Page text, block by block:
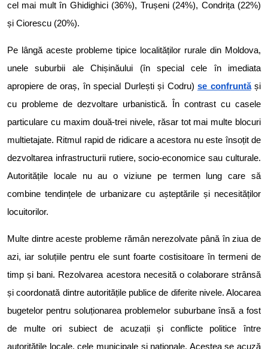
cel mai mult în Ghidighici (36%), Trușeni (24%), Condrița (22%)
și Ciorescu (20%).
Pe lângă aceste probleme tipice localităților rurale din Moldova,
unele suburbii ale Chișinăului (în special cele în imediata
apropiere de oraș, în special Durlești și Codru) se confruntăși
cu probleme de dezvoltare urbanistică. În contrast cu casele
particulare cu maxim două-trei nivele, răsar tot mai multe blocuri
multietajate. Ritmul rapid de ridicare a acestora nu este însoțit de
dezvoltarea infrastructurii rutiere, socio-economice sau culturale.
Autoritățile locale nu au o viziune pe termen lung care să
combine tendințele de urbanizare cu așteptările și necesităților
locuitorilor.
Multe dintre aceste probleme rămân nerezolvate până în ziua de
azi, iar soluțiile pentru ele sunt foarte costisitoare în termeni de
timp și bani. Rezolvarea acestora necesită o colaborare strânsă
și coordonată dintre autoritățile publice de diferite nivele. Alocarea
bugetelor pentru soluționarea problemelor suburbane însă a fost
de multe ori subiect de acuzații și conflicte politice între
autoritățile locale, cele municipale și naționale. Acestea se acuză